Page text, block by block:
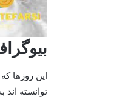
این روزها
توانسته